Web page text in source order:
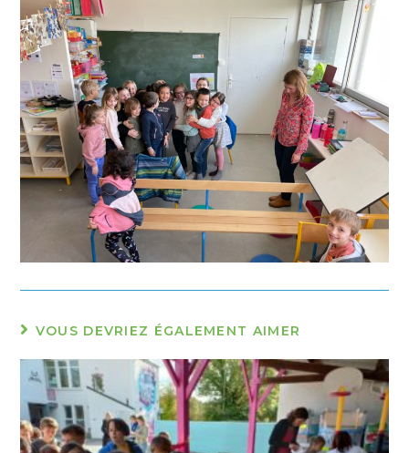
VOUS DEVRIEZ ÉGALEMENT AIMER